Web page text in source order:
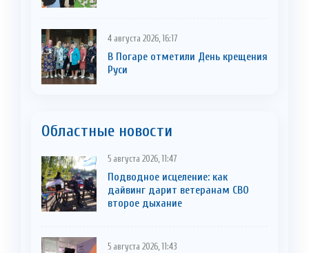
4 августа 2026, 16:17
В Погаре отметили День крещения
Руси
Областные новости
5 августа 2026, 11:47
Подводное исцеление: как
дайвинг дарит ветеранам СВО
второе дыхание
5 августа 2026, 11:43